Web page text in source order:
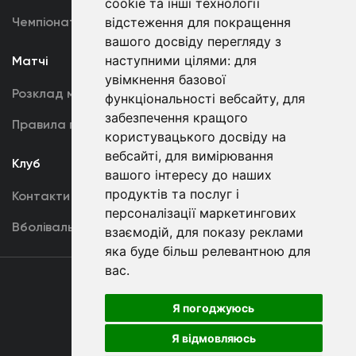
cookie та інші технології
відстеження для покращення
вашого досвіду перегляду з
наступними цілями: для
увімкнення базової
функціональності вебсайту, для
забезпечення кращого
користувацького досвіду на
вебсайті, для вимірювання
вашого інтересу до наших
продуктів та послуг і
персоналізації маркетингових
взаємодій, для показу реклами
яка буде більш релевантною для
вас.
Я погоджуюсь
Я відмовляюсь
Чемпіонат України Акредитація
Матчі
Розклад матчів
Правила поведінки
Команда
Перша команда
U19
Клуб
Контакти
Вболівальникам
Угода
користувача
Copyright © ФК «Динамо» Київ